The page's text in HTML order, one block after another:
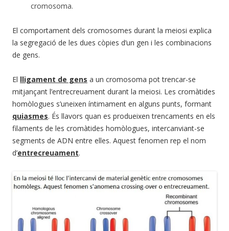
cromosoma.
El comportament dels cromosomes durant la meiosi explica
la segregació de les dues còpies d’un gen i les combinacions
de gens.
El lligament de gens a un cromosoma pot trencar-se
mitjançant l’entrecreuament durant la meiosi. Les cromàtides
homòlogues s’uneixen íntimament en alguns punts, formant
quiasmes. És llavors quan es produeixen trencaments en els
filaments de les cromàtides homòlogues, intercanviant-se
segments de ADN entre elles. Aquest fenomen rep el nom
d’entrecreuament.